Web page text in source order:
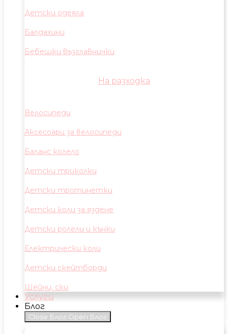
Детски одеяла
Балдахини
Бебешки възглавнички
На разходка
Велосипеди
Аксесоари за велосипеди
Баланс колело
Детски триколки
Детски тротинетки
Детски коли за яздене
Детски ролели и кънки
Електрически коли
Детски скейтборди
Шейни, ски
Услуги
Блог
Close Блог Open Блог